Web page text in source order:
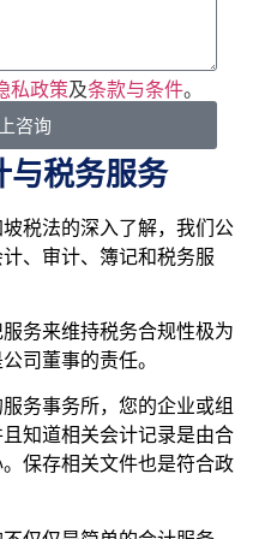
私政策及条款与条件。
咨询
与税务服务
税法的深入了解，我们公
、审计、簿记和税务服
务来维持税务合规性极为
司董事的责任。
务事务所，您的企业或组
知道相关会计记录是由合
保存相关文件也是符合政